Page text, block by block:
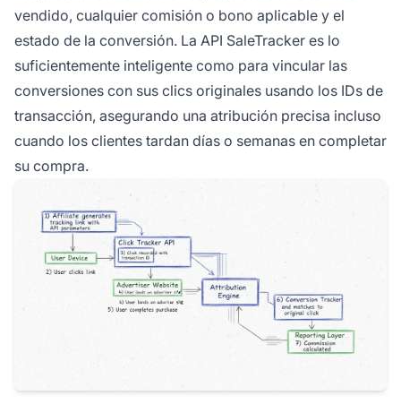
vendido, cualquier comisión o bono aplicable y el
estado de la conversión. La API SaleTracker es lo
suficientemente inteligente como para vincular las
conversiones con sus clics originales usando los IDs de
transacción, asegurando una atribución precisa incluso
cuando los clientes tardan días o semanas en completar
su compra.